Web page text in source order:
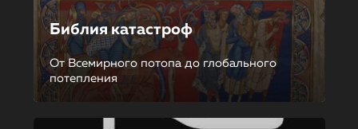
Библия катастроф
От Всемирного потопа до глобального
потепления